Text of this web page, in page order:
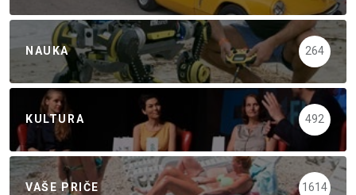
NAUKA 264
KULTURA 492
VAŠE PRIČE 1614